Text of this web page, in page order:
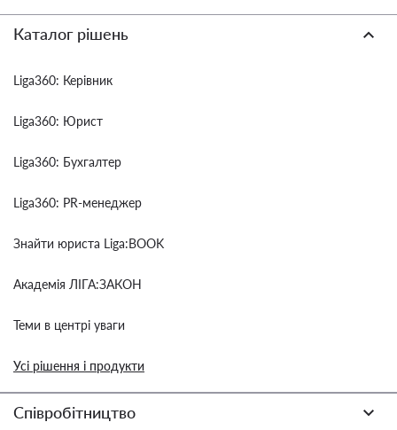
Каталог рішень
Liga360: Керівник
Liga360: Юрист
Liga360: Бухгалтер
Liga360: PR-менеджер
Знайти юриста Liga:BOOK
Академія ЛІГА:ЗАКОН
Теми в центрі уваги
Усі рішення і продукти
Співробітництво